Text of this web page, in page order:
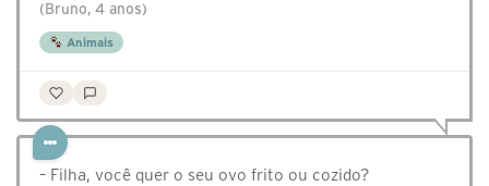
(Bruno, 4 anos)
Animais
– Filha, você quer o seu ovo frito ou cozido?